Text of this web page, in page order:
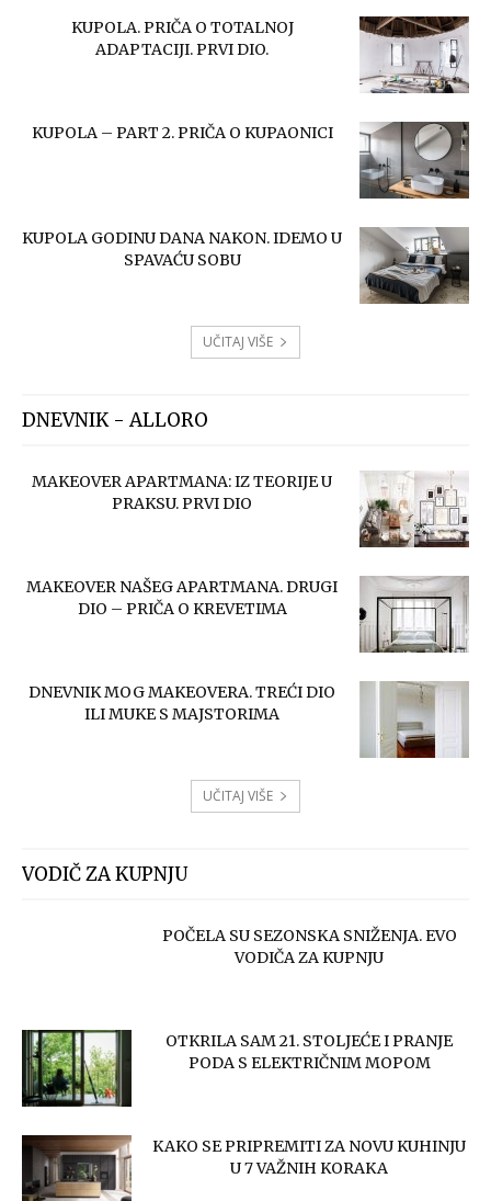
KUPOLA. PRIČA O TOTALNOJ
ADAPTACIJI. PRVI DIO.
KUPOLA – PART 2. PRIČA O KUPAONICI
KUPOLA GODINU DANA NAKON. IDEMO U
SPAVAĆU SOBU
UČITAJ VIŠE
DNEVNIK - ALLORO
MAKEOVER APARTMANA: IZ TEORIJE U
PRAKSU. PRVI DIO
MAKEOVER NAŠEG APARTMANA. DRUGI
DIO – PRIČA O KREVETIMA
DNEVNIK MOG MAKEOVERA. TREĆI DIO
ILI MUKE S MAJSTORIMA
UČITAJ VIŠE
VODIČ ZA KUPNJU
POČELA SU SEZONSKA SNIŽENJA. EVO
VODIČA ZA KUPNJU
OTKRILA SAM 21. STOLJEĆE I PRANJE
PODA S ELEKTRIČNIM MOPOM
KAKO SE PRIPREMITI ZA NOVU KUHINJU
U 7 VAŽNIH KORAKA